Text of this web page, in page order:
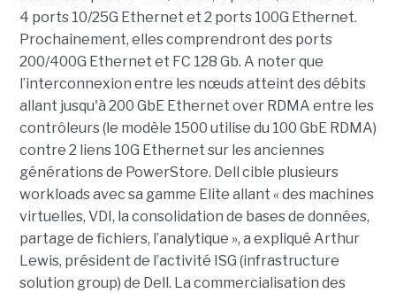
4 ports 10/25G Ethernet et 2 ports 100G Ethernet.
Prochainement, elles comprendront des ports
200/400G Ethernet et FC 128 Gb. A noter que
l’interconnexion entre les nœuds atteint des débits
allant jusqu'à 200 GbE Ethernet over RDMA entre les
contrôleurs (le modèle 1500 utilise du 100 GbE RDMA)
contre 2 liens 10G Ethernet sur les anciennes
générations de PowerStore. Dell cible plusieurs
workloads avec sa gamme Elite allant « des machines
virtuelles, VDI, la consolidation de bases de données,
partage de fichiers, l’analytique », a expliqué Arthur
Lewis, président de l’activité ISG (infrastructure
solution group) de Dell. La commercialisation des